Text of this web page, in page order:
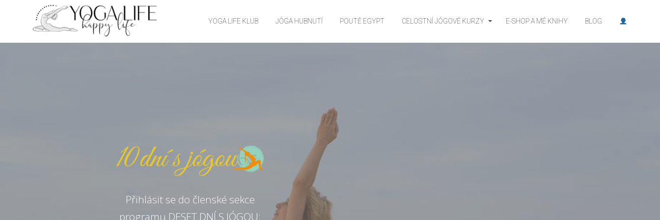
YOGA LIFE KLUB JÓGA HUBNUTÍ POUTĚ EGYPT CELOSTNÍ JÓGOVÉ KURZY E-SHOP A MÉ KNIHY BLOG
Přihlásit se do členské sekce
programu DESET DNÍ S JÓGOU: